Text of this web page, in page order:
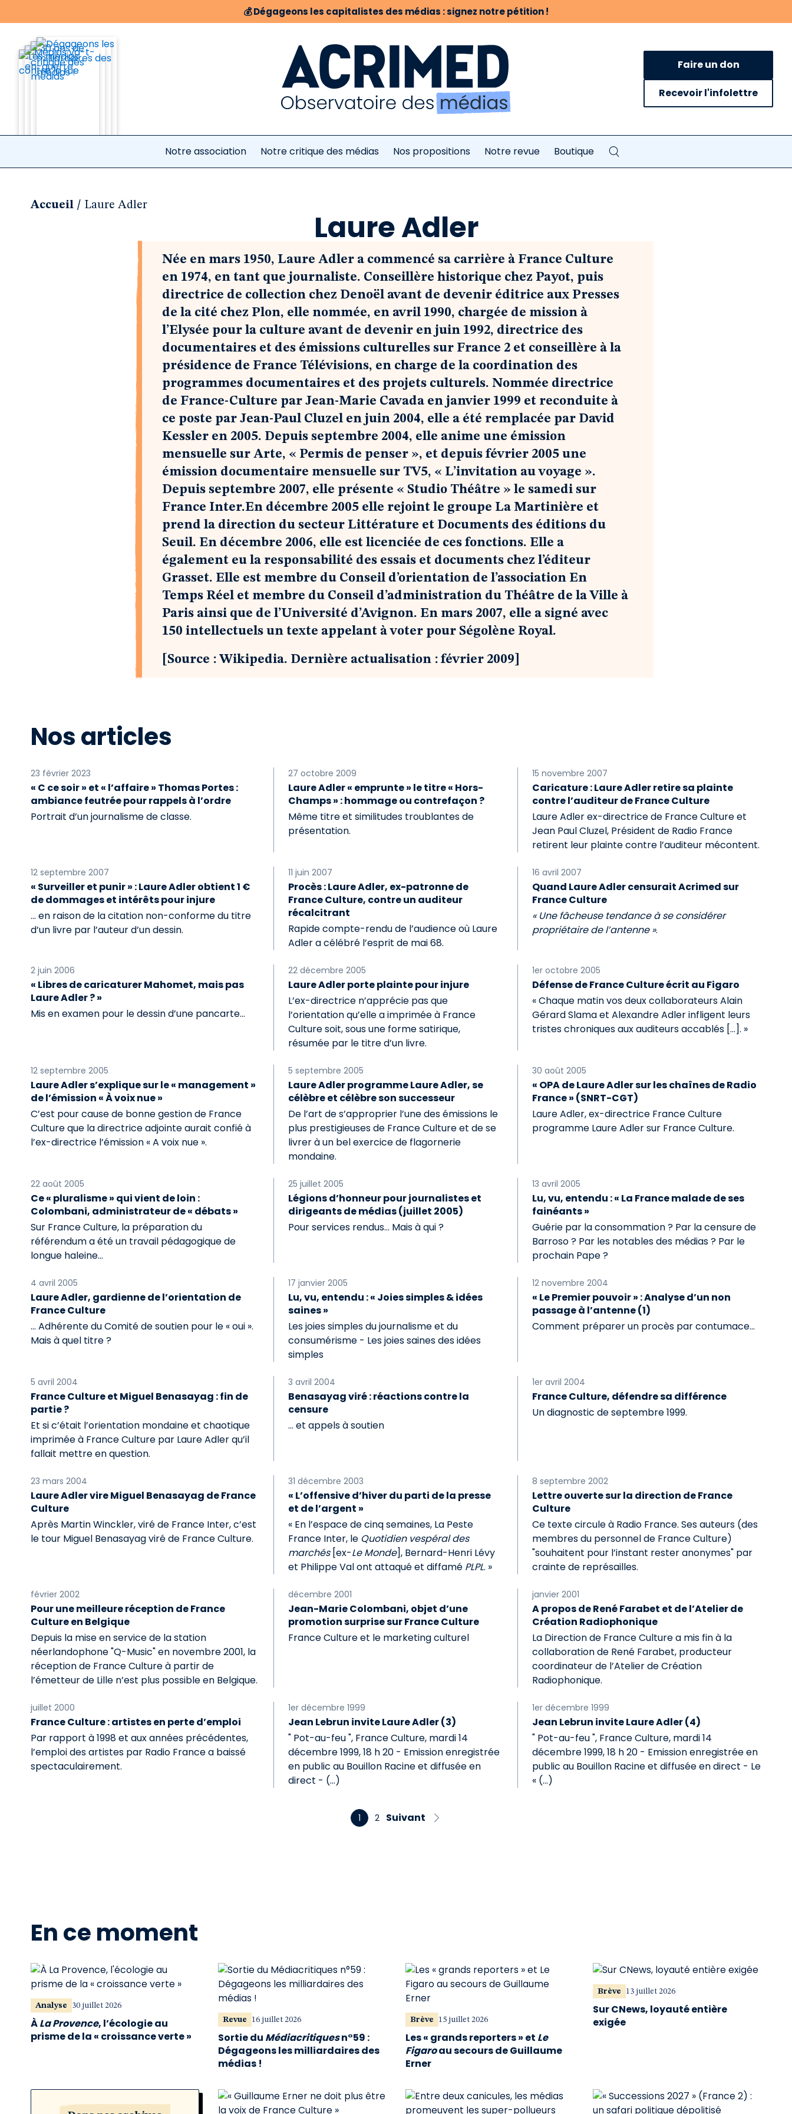
💰Dégageons les capitalistes des médias : signez notre pétition !
Faire un don
Recevoir l'infolettre
Notre association Notre critique des médias Nos propositions Notre revue Boutique
Accueil / Laure Adler
Laure Adler
Née en mars 1950, Laure Adler a commencé sa carrière à France Culture
en 1974, en tant que journaliste. Conseillère historique chez Payot, puis
directrice de collection chez Denoël avant de devenir éditrice aux Presses
de la cité chez Plon, elle nommée, en avril 1990, chargée de mission à
l’Elysée pour la culture avant de devenir en juin 1992, directrice des
documentaires et des émissions culturelles sur France 2 et conseillère à la
présidence de France Télévisions, en charge de la coordination des
programmes documentaires et des projets culturels. Nommée directrice
de France-Culture par Jean-Marie Cavada en janvier 1999 et reconduite à
ce poste par Jean-Paul Cluzel en juin 2004, elle a été remplacée par David
Kessler en 2005. Depuis septembre 2004, elle anime une émission
mensuelle sur Arte, « Permis de penser », et depuis février 2005 une
émission documentaire mensuelle sur TV5, « L’invitation au voyage ».
Depuis septembre 2007, elle présente « Studio Théâtre » le samedi sur
France Inter.En décembre 2005 elle rejoint le groupe La Martinière et
prend la direction du secteur Littérature et Documents des éditions du
Seuil. En décembre 2006, elle est licenciée de ces fonctions. Elle a
également eu la responsabilité des essais et documents chez l’éditeur
Grasset. Elle est membre du Conseil d’orientation de l’association En
Temps Réel et membre du Conseil d’administration du Théâtre de la Ville à
Paris ainsi que de l’Université d’Avignon. En mars 2007, elle a signé avec
150 intellectuels un texte appelant à voter pour Ségolène Royal.
[Source : Wikipedia. Dernière actualisation : février 2009]
Nos articles
23 février 2023
« C ce soir » et « l’affaire » Thomas Portes :
ambiance feutrée pour rappels à l’ordre
Portrait d’un journalisme de classe.
27 octobre 2009
Laure Adler « emprunte » le titre « Hors-
Champs » : hommage ou contrefaçon ?
Même titre et similitudes troublantes de
présentation.
15 novembre 2007
Caricature : Laure Adler retire sa plainte
contre l’auditeur de France Culture
Laure Adler ex-directrice de France Culture et
Jean Paul Cluzel, Président de Radio France
retirent leur plainte contre l’auditeur mécontent.
12 septembre 2007
« Surveiller et punir » : Laure Adler obtient 1 €
de dommages et intérêts pour injure
… en raison de la citation non-conforme du titre
d’un livre par l’auteur d’un dessin.
11 juin 2007
Procès : Laure Adler, ex-patronne de
France Culture, contre un auditeur
récalcitrant
Rapide compte-rendu de l’audience où Laure
Adler a célébré l’esprit de mai 68.
16 avril 2007
Quand Laure Adler censurait Acrimed sur
France Culture
« Une fâcheuse tendance à se considérer
propriétaire de l’antenne ».
2 juin 2006
« Libres de caricaturer Mahomet, mais pas
Laure Adler ? »
Mis en examen pour le dessin d’une pancarte...
22 décembre 2005
Laure Adler porte plainte pour injure
L’ex-directrice n’apprécie pas que
l’orientation qu’elle a imprimée à France
Culture soit, sous une forme satirique,
résumée par le titre d’un livre.
1er octobre 2005
Défense de France Culture écrit au Figaro
« Chaque matin vos deux collaborateurs Alain
Gérard Slama et Alexandre Adler infligent leurs
tristes chroniques aux auditeurs accablés [...]. »
12 septembre 2005
Laure Adler s’explique sur le « management »
de l’émission « À voix nue »
C’est pour cause de bonne gestion de France
Culture que la directrice adjointe aurait confié à
l’ex-directrice l’émission « A voix nue ».
5 septembre 2005
Laure Adler programme Laure Adler, se
célèbre et célèbre son successeur
De l’art de s’approprier l’une des émissions le
plus prestigieuses de France Culture et de se
livrer à un bel exercice de flagornerie
mondaine.
30 août 2005
« OPA de Laure Adler sur les chaînes de Radio
France » (SNRT-CGT)
Laure Adler, ex-directrice France Culture
programme Laure Adler sur France Culture.
22 août 2005
Ce « pluralisme » qui vient de loin :
Colombani, administrateur de « débats »
Sur France Culture, la préparation du
référendum a été un travail pédagogique de
longue haleine...
25 juillet 2005
Légions d’honneur pour journalistes et
dirigeants de médias (juillet 2005)
Pour services rendus... Mais à qui ?
13 avril 2005
Lu, vu, entendu : « La France malade de ses
fainéants »
Guérie par la consommation ? Par la censure de
Barroso ? Par les notables des médias ? Par le
prochain Pape ?
4 avril 2005
Laure Adler, gardienne de l’orientation de
France Culture
... Adhérente du Comité de soutien pour le « oui ».
Mais à quel titre ?
17 janvier 2005
Lu, vu, entendu : « Joies simples & idées
saines »
Les joies simples du journalisme et du
consumérisme - Les joies saines des idées
simples
12 novembre 2004
« Le Premier pouvoir » : Analyse d’un non
passage à l’antenne (1)
Comment préparer un procès par contumace...
5 avril 2004
France Culture et Miguel Benasayag : fin de
partie ?
Et si c’était l’orientation mondaine et chaotique
imprimée à France Culture par Laure Adler qu’il
fallait mettre en question.
3 avril 2004
Benasayag viré : réactions contre la
censure
... et appels à soutien
1er avril 2004
France Culture, défendre sa différence
Un diagnostic de septembre 1999.
23 mars 2004
Laure Adler vire Miguel Benasayag de France
Culture
Après Martin Winckler, viré de France Inter, c’est
le tour Miguel Benasayag viré de France Culture.
31 décembre 2003
« L’offensive d’hiver du parti de la presse
et de l’argent »
« En l’espace de cinq semaines, La Peste
France Inter, le Quotidien vespéral des
marchés [ex-Le Monde], Bernard-Henri Lévy
et Philippe Val ont attaqué et diffamé PLPL. »
8 septembre 2002
Lettre ouverte sur la direction de France
Culture
Ce texte circule à Radio France. Ses auteurs (des
membres du personnel de France Culture)
"souhaitent pour l’instant rester anonymes" par
crainte de représailles.
février 2002
Pour une meilleure réception de France
Culture en Belgique
Depuis la mise en service de la station
néerlandophone "Q-Music" en novembre 2001, la
réception de France Culture à partir de
l’émetteur de Lille n’est plus possible en Belgique.
décembre 2001
Jean-Marie Colombani, objet d’une
promotion surprise sur France Culture
France Culture et le marketing culturel
janvier 2001
A propos de René Farabet et de l’Atelier de
Création Radiophonique
La Direction de France Culture a mis fin à la
collaboration de René Farabet, producteur
coordinateur de l’Atelier de Création
Radiophonique.
juillet 2000
France Culture : artistes en perte d’emploi
Par rapport à 1998 et aux années précédentes,
l’emploi des artistes par Radio France a baissé
spectaculairement.
1er décembre 1999
Jean Lebrun invite Laure Adler (3)
" Pot-au-feu ", France Culture, mardi 14
décembre 1999, 18 h 20 - Emission enregistrée
en public au Bouillon Racine et diffusée en
direct - (…)
1er décembre 1999
Jean Lebrun invite Laure Adler (4)
" Pot-au-feu ", France Culture, mardi 14
décembre 1999, 18 h 20 - Emission enregistrée en
public au Bouillon Racine et diffusée en direct - Le
« (…)
1 2 Suivant
En ce moment
Analyse 30 juillet 2026
ÀLa Provence, l’écologie au
prisme de la « croissance verte »
Revue 16 juillet 2026
Sortie du Médiacritiquesn°59 :
Dégageons les milliardaires des
médias !
Brève 15 juillet 2026
Les « grands reporters » et Le
Figaroau secours de Guillaume
Erner
Brève 13 juillet 2026
Sur CNews, loyauté entière
exigée